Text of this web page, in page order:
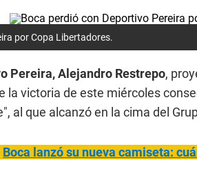
por Copa Libertadores.
Pereira,Alejandro Restrepo,
la victoria de este miércoles
al que alcanzó en la cima del
Boca lanzó su nueva camiseta: